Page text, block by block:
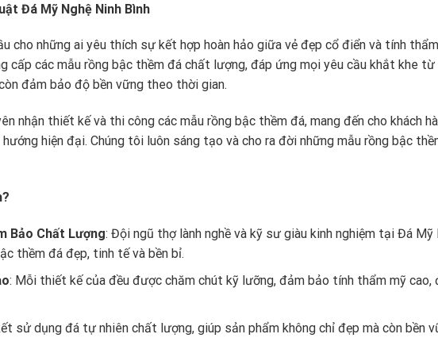
Đá Mỹ Nghệ Ninh Bình
cho những ai yêu thích sự kết hợp hoàn hảo giữa vẻ đẹp cổ điển và tính
cấp các mẫu rồng bậc thềm đá chất lượng, đáp ứng mọi yêu cầu khắt khe từ
đảm bảo độ bền vững theo thời gian.
nhận thiết kế và thi công các mẫu rồng bậc thềm đá, mang đến cho khách
hiện đại. Chúng tôi luôn sáng tạo và cho ra đời những mẫu rồng bậc
Bảo Chất Lượng: Đội ngũ thợ lành nghề và kỹ sư giàu kinh nghiệm tại Đá Mỹ
thềm đá đẹp, tinh tế và bền bỉ.
: Mỗi thiết kế của đều được chăm chút kỹ lưỡng, đảm bảo tính thẩm mỹ
sử dụng đá tự nhiên chất lượng, giúp sản phẩm không chỉ đẹp mà còn bền